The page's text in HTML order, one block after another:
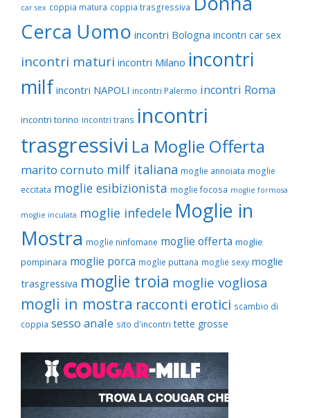
car sex coppia matura coppia trasgressiva
Cerca Uomo incontri Bologna incontri car sex
incontri maturi incontri Milano incontri
milf incontri NAPOLI incontri Palermo incontri Roma
incontri torino incontri trans incontri
trasgressivi La Moglie Offerta
marito cornuto milf italiana moglie annoiata moglie
eccitata moglie esibizionista moglie focosa moglie formosa
moglie inculata moglie infedele Moglie in
Mostra moglie ninfomane moglie offerta moglie
pompinara moglie porca moglie puttana moglie sexy moglie
trasgressiva moglie troia moglie vogliosa
mogli in mostra racconti erotici scambio di
coppia sesso anale sito d'incontri tette grosse